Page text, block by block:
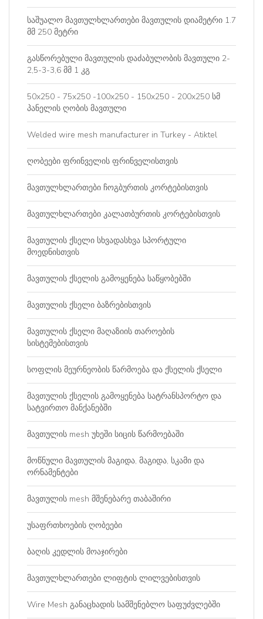
საშუალო მავთულხლართები მავთულის დიამეტრი 1.7
მმ 250 მეტრი
გასწორებული მავთულის დაძაბულობის მავთული 2-
2,5-3-3,6 მმ 1 კგ
50x250 - 75x250 -100x250 - 150x250 - 200x250 სმ
პანელის ღობის მავთული
Welded wire mesh manufacturer in Turkey - Atiktel
ღობეები ფრინველის ფრინველისთვის
მავთულხლართები ჩოგბურთის კორტებისთვის
მავთულხლართები კალათბურთის კორტებისთვის
მავთულის ქსელი სხვადასხვა სპორტული
მოედნისთვის
მავთულის ქსელის გამოყენება საწყობებში
მავთულის ქსელი ბაზრებისთვის
მავთულის ქსელი მაღაზიის თაროების
სისტემებისთვის
სოფლის მეურნეობის წარმოება და ქსელის ქსელი
მავთულის ქსელის გამოყენება სატრანსპორტო და
სატვირთო მანქანებში
მავთულის mesh უხეში სიცის წარმოებაში
მოწნული მავთულის მაგიდა, მაგიდა, სკამი და
ორნამენტები
მავთულის mesh მშენებარე თაბაშირი
უსაფრთხოების ღობეები
ბაღის კედლის მოაჯირები
მავთულხლართები ლიფტის ლილვებისთვის
Wire Mesh განაცხადის სამშენებლო საფუძვლებში